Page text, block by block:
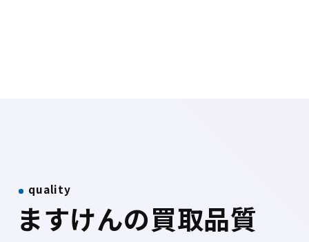
quality
ますけんの買取品質